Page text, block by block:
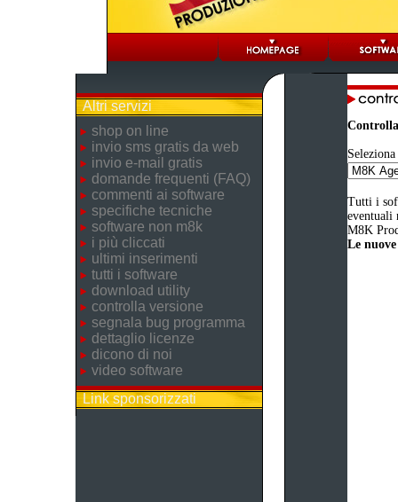
Altri servizi
shop on line
invio sms gratis da web
invio e-mail gratis
domande frequenti (FAQ)
commenti ai software
specifiche tecniche
software non m8k
i più cliccati
ultimi inserimenti
tutti i software
download utility
controlla versione
segnala bug programma
dettaglio licenze
dicono di noi
video software
Link sponsorizzati
Tutti i
eventuali
M8K
Le